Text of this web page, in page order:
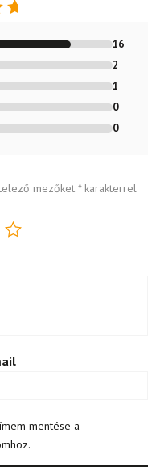
16
2
1
0
0
mezőket *karakterrel
mentése a